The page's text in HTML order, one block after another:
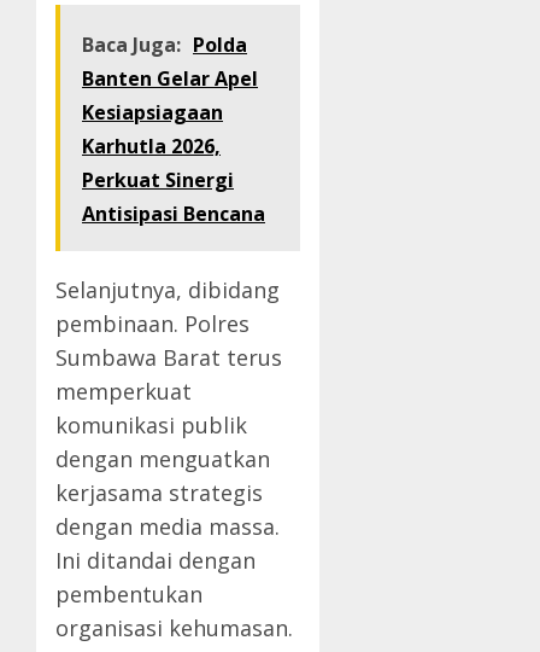
Baca Juga: Polda
Banten Gelar Apel
Kesiapsiagaan
Karhutla 2026,
Perkuat Sinergi
Antisipasi Bencana
Selanjutnya, dibidang
pembinaan. Polres
Sumbawa Barat terus
memperkuat
komunikasi publik
dengan menguatkan
kerjasama strategis
dengan media massa.
Ini ditandai dengan
pembentukan
organisasi kehumasan.